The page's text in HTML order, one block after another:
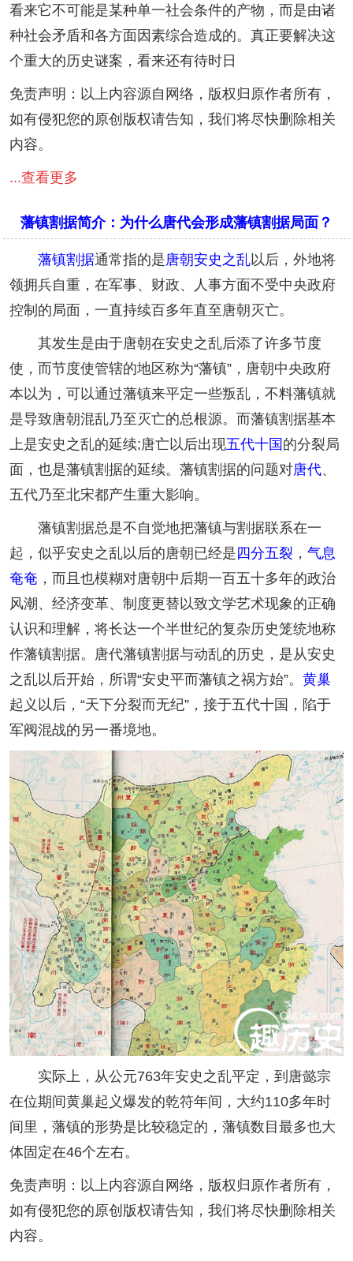
看来它不可能是某种单一社会条件的产物，而是由诸
种社会矛盾和各方面因素综合造成的。真正要解决这
个重大的历史谜案，看来还有待时日
免责声明：以上内容源自网络，版权归原作者所有，
如有侵犯您的原创版权请告知，我们将尽快删除相关
内容。
...查看更多
藩镇割据简介：为什么唐代会形成藩镇割据局面？
藩镇割据通常指的是唐朝安史之乱以后，外地将
领拥兵自重，在军事、财政、人事方面不受中央政府
控制的局面，一直持续百多年直至唐朝灭亡。
其发生是由于唐朝在安史之乱后添了许多节度
使，而节度使管辖的地区称为“藩镇”，唐朝中央政府
本以为，可以通过藩镇来平定一些叛乱，不料藩镇就
是导致唐朝混乱乃至灭亡的总根源。而藩镇割据基本
上是安史之乱的延续;唐亡以后出现五代十国 的分裂局
面，也是藩镇割据的延续。藩镇割据的问题对唐代、
五代乃至北宋都产生重大影响。
藩镇割据总是不自觉地把藩镇与割据联系在一
起，似乎安史之乱以后的唐朝已经是 四分五裂 ， 气息
奄奄 ，而且也模糊对唐朝中后期一百五十多年的政治
风潮、经济变革、制度更替以致文学艺术现象的正确
认识和理解，将长达一个半世纪的复杂历史笼统地称
作藩镇割据。唐代藩镇割据与动乱的历史，是从安史
之乱以后开始，所谓“安史平而藩镇之祸方始”。 黄巢
起义以后，“天下分裂而无纪”，接于五代十国，陷于
军阀混战的另一番境地。
实际上，从公元763年安史之乱平定，到唐懿宗
在位期间黄巢起义爆发的乾符年间，大约110多年时
间里，藩镇的形势是比较稳定的，藩镇数目最多也大
体固定在46个左右。
免责声明：以上内容源自网络，版权归原作者所有，
如有侵犯您的原创版权请告知，我们将尽快删除相关
内容。